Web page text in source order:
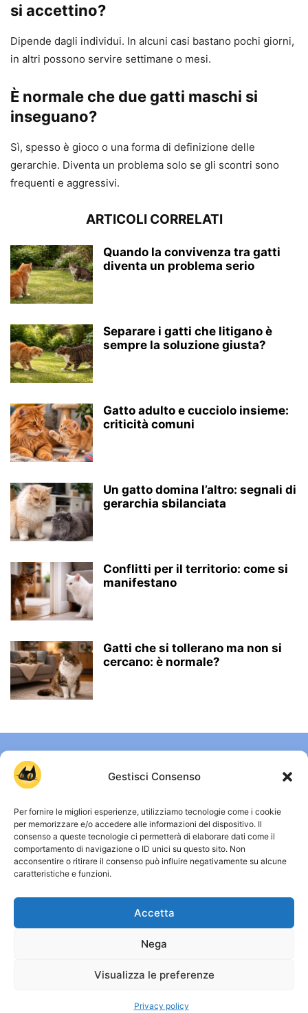
Gestisci Consenso
Per fornire le migliori esperienze, utilizziamo tecnologie come i cookie
per memorizzare e/o accedere alle informazioni del dispositivo. Il
consenso a queste tecnologie ci permetterà di elaborare dati come il
comportamento di navigazione o ID unici su questo sito. Non
acconsentire o ritirare il consenso può influire negativamente su alcune
caratteristiche e funzioni.
Accetta
Nega
Visualizza le preferenze
Privacy policy
si accettino?
Dipende dagli individui. In alcuni casi bastano pochi giorni,
in altri possono servire settimane o mesi.
È normale che due gatti maschi si
inseguano?
Sì, spesso è gioco o una forma di definizione delle
gerarchie. Diventa un problema solo se gli scontri sono
frequenti e aggressivi.
ARTICOLI CORRELATI
Quando la convivenza tra gatti
diventa un problema serio
Separare i gatti che litigano è
sempre la soluzione giusta?
Gatto adulto e cucciolo insieme:
criticità comuni
Un gatto domina l’altro: segnali di
gerarchia sbilanciata
Conflitti per il territorio: come si
manifestano
Gatti che si tollerano ma non si
cercano: è normale?
CHI SIAMO
accanto a un gatto e vuole capirlo davvero. Qui trovi guide
chiare, approfondimenti su comportamento, salute e vita
quotidiana, senza miti inutili e senza allarmismi. Osservare,
comprendere e convivere meglio con i gatti: è da qui che
© Copyright 2026 - Gattissimi